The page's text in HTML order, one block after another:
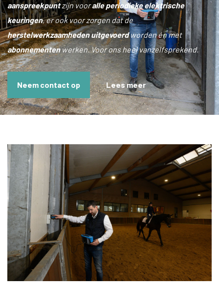
aanspreekpuntzijn vooralle periodieke elektrische
keuringen, er ook voor zorgen dat de
herstelwerkzaamheden uitgevoerdworden én met
abonnementenwerken. Voor ons heel vanzelfsprekend.
Neem contact op Lees meer